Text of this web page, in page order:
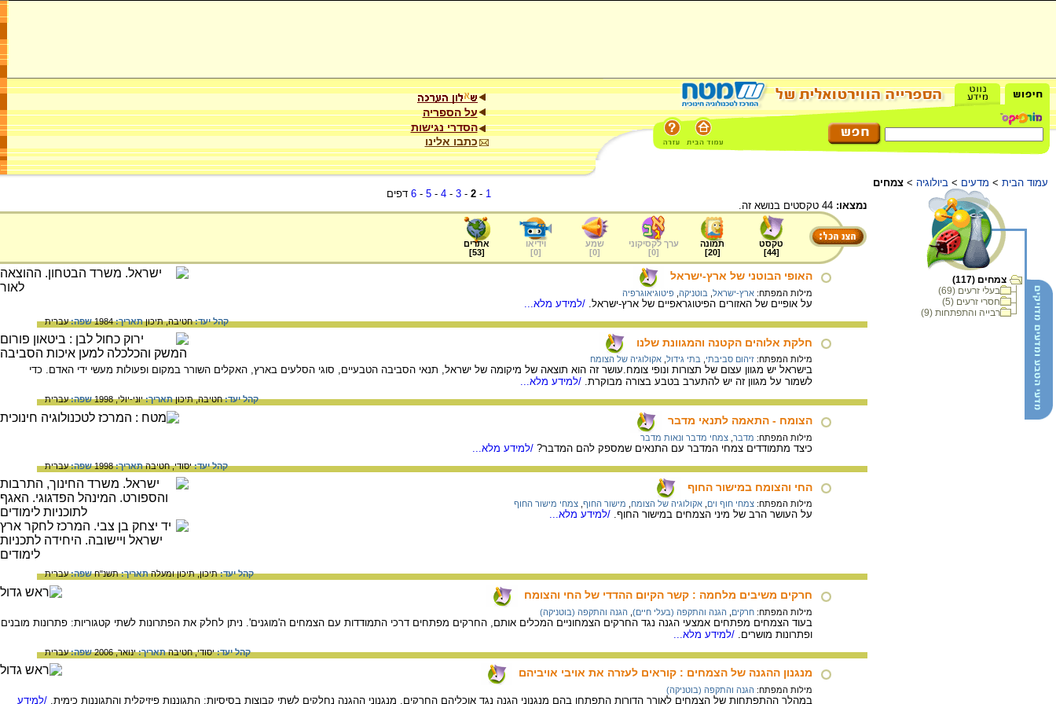
על הספריה
הסדרי נגישות
כתבו אלינו
עמוד הבית > מדעים > ביולוגיה > צמחים
צמחים (117)
בעלי זרעים (69)
חסרי זרעים (5)
רבייה והתפתחות (9)
1
-
2
-
3
-
4
-
5
-
6 דפים
נמצאו:
טקסט
[
44
]
תמונה
[
20
]
ערך לקסיקוני
[
0
]
שמע
[
0
]
וידיאו
[
0
]
אתרים
[
53
]
האופי הבוטני של ארץ-ישראל
מילות המפתח: ארץ-ישראל בוטניקה פיטוגיאוגרפיה
על אופיים של האזורים הפיטוגראפיים של ארץ-ישראל. /למידע מלא...
קהל יעד:חטיבה,תיכוןתאריך:1984 שפה:עברית
חלקת אלוהים הקטנה והמגוונת שלנו
מילות המפתח: זיהום סביבתי בתי גידול אקולוגיה של הצומח
בישראל יש מגוון עצום של תצורות ונופי צומח.עושר זה הוא תוצאה של מיקומה של ישראל, תנאי הסביבה הטבעיים, סוגי הסלעים בארץ, האקלים השורר במקום ופעולות מעשי ידי האדם. כדי
לשמור על מגוון זה יש להתערב בטבע בצורה מבוקרת. /למידע מלא...
קהל יעד:חטיבה,תיכוןתאריך:יוני-יולי, 1998 שפה:עברית
הצומח - התאמה לתנאי מדבר
מילות המפתח: מדבר צמחי מדבר ונאות מדבר
כיצד מתמודדים צמחי המדבר עם התנאים שמספק להם המדבר? /למידע מלא...
קהל יעד:יסודי,חטיבהתאריך:1998 שפה:עברית
החי והצומח במישור החוף
מילות המפתח: צמחי חוף וים אקולוגיה של הצומח מישור החוף צמחי מישור החוף
על העושר הרב של מיני הצמחים במישור החוף. /למידע מלא...
קהל יעד:תיכון,תיכון ומעלהתאריך:תשנ"חשפה:עברית
חרקים משיבים מלחמה : קשר הקיום ההדדי של החי והצומח
מילות המפתח: חרקים הגנה והתקפה (בעלי חיים) הגנה והתקפה (בוטניקה)
בעוד הצמחים מפתחים אמצעי הגנה נגד החרקים הצמחוניים המכלים אותם, החרקים מפתחים דרכי התמודדות עם הצמחים ה'מוגנים'. ניתן לחלק את הפתרונות לשתי קטגוריות: פתרונות מובנים
ופתרונות מושרים. /למידע מלא...
קהל יעד:יסודי,חטיבהתאריך:ינואר, 2006 שפה:עברית
מנגנון ההגנה של הצמחים : קוראים לעזרה את אויבי אויביהם
מילות המפתח: הגנה והתקפה (בוטניקה)
במהלך ההתפתחות של הצמחים לאורך הדורות התפתחו בהם מנגנוני הגנה נגד אוכליהם החרקים. מנגנוני ההגנה נחלקים לשתי קבוצות בסיסיות: התגוננות פיזיקלית והתגוננות כימית. /למידע